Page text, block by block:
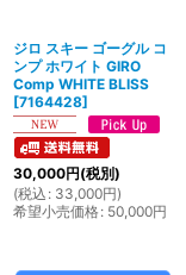
ジロ スキー ゴーグル コ
ンプ ホワイト GIRO
Comp WHITE BLISS
[7164428]
30,000円(税別)
(税込 : 33,000円)
希望小売価格: 50,000円